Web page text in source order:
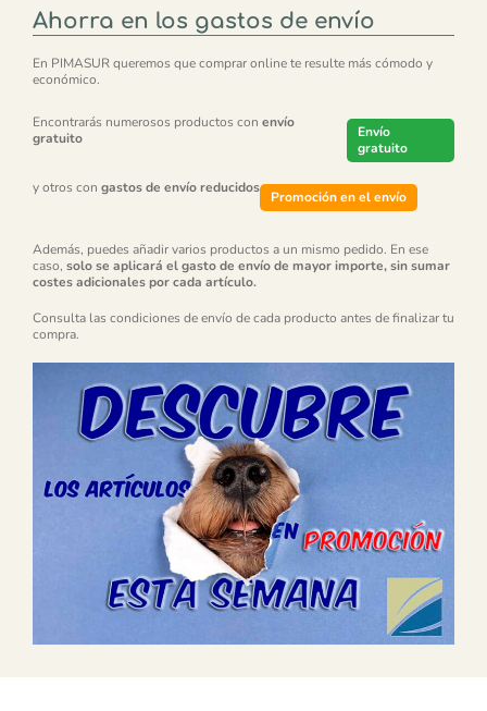
Ahorra en los gastos de envío
En PIMASUR queremos que comprar online te resulte más cómodo y
económico.
Encontrarás numerosos productos con envío
gratuito
Envío
gratuito
y otros con gastos de envío reducidos
Promoción en el envío
Además, puedes añadir varios productos a un mismo pedido. En ese
caso, solo se aplicará el gasto de envío de mayor importe, sin sumar
costes adicionales por cada artículo.
Consulta las condiciones de envío de cada producto antes de finalizar tu
compra.